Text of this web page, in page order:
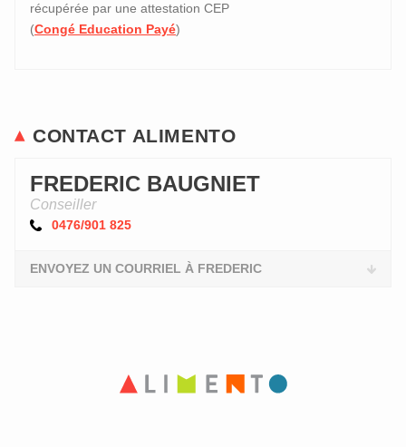
récupérée par une attestation CEP
(Congé Education Payé)
CONTACT ALIMENTO
FREDERIC BAUGNIET
Conseiller
0476/901 825
ENVOYEZ UN COURRIEL À FREDERIC